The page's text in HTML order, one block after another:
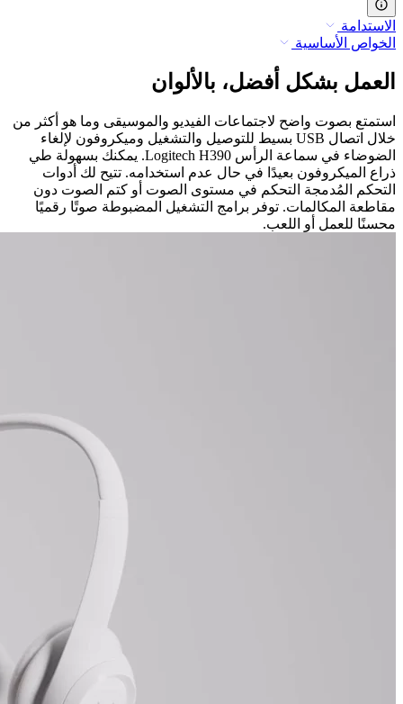
الاستدامة
الخواص الأساسية
العمل بشكل أفضل، بالألوان
استمتع بصوت واضح لاجتماعات الفيديو والموسيقى وما هو أكثر من
خلال اتصال USB بسيط للتوصيل والتشغيل وميكروفون لإلغاء
الضوضاء في سماعة الرأس Logitech H390. يمكنك بسهولة طي
ذراع الميكروفون بعيدًا في حال عدم استخدامه. تتيح لك أدوات
التحكم المُدمجة التحكم في مستوى الصوت أو كتم الصوت دون
مقاطعة المكالمات. توفر برامج التشغيل المضبوطة صوتًا رقميًا
محسنًا للعمل أو اللعب.